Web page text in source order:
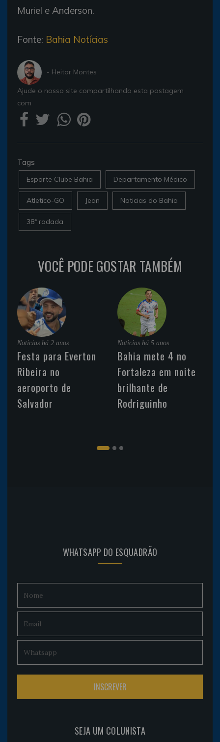
Muriel e Anderson.
Fonte: Bahia Notícias
- Heitor Montes
Ajude o nosso site compartilhando esta postagem
com
Tags
Esporte Clube Bahia Departamento Médico
Atletico-GO Jean Noticias do Bahia
38ª rodada
VOCÊ PODE GOSTAR TAMBÉM
Noticias há 2 anos
Festa para Everton
Ribeira no
aeroporto de
Salvador
Noticias há 5 anos
Bahia mete 4 no
Fortaleza em noite
brilhante de
Rodriguinho
WHATSAPP DO ESQUADRÃO
SEJA UM COLUNISTA